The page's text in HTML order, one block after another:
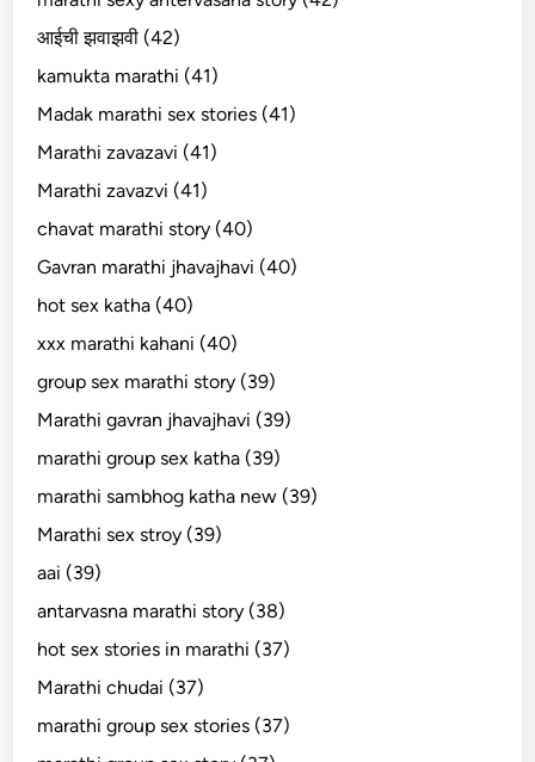
आईची झवाझवी (42)
kamukta marathi (41)
Madak marathi sex stories (41)
Marathi zavazavi (41)
Marathi zavazvi (41)
chavat marathi story (40)
Gavran marathi jhavajhavi (40)
hot sex katha (40)
xxx marathi kahani (40)
group sex marathi story (39)
Marathi gavran jhavajhavi (39)
marathi group sex katha (39)
marathi sambhog katha new (39)
Marathi sex stroy (39)
aai (39)
antarvasna marathi story (38)
hot sex stories in marathi (37)
Marathi chudai (37)
marathi group sex stories (37)